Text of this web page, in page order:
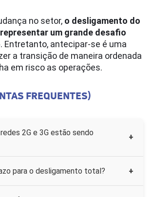
no setor, o desligamento do
representar um grande desafio
. Entretanto, antecipar-se é uma
a transição de maneira ordenada
em risco as operações.
FREQUENTES)
2G e 3G estão sendo
+
desligá-las, as operadoras
na faixa sub-1 GHz para
para o desligamento total? +